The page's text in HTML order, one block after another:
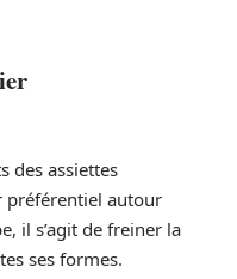
des assiettes
préférentiel autour
il s’agit de freiner la
ses formes.